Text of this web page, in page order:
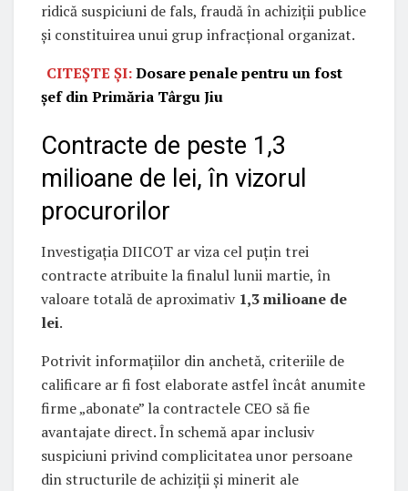
ridică suspiciuni de fals, fraudă în achiziții publice
și constituirea unui grup infracțional organizat.
CITEȘTE ȘI:Dosare penale pentru un fost
șef din Primăria Târgu Jiu
Contracte de peste 1,3
milioane de lei, în vizorul
procurorilor
Investigația DIICOT ar viza cel puțin trei
contracte atribuite la finalul lunii martie, în
valoare totală de aproximativ 1,3 milioane de
lei.
Potrivit informațiilor din anchetă, criteriile de
calificare ar fi fost elaborate astfel încât anumite
firme „abonate” la contractele CEO să fie
avantajate direct. În schemă apar inclusiv
suspiciuni privind complicitatea unor persoane
din structurile de achiziții și minerit ale